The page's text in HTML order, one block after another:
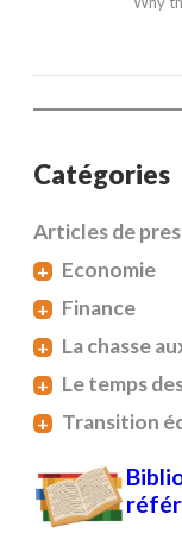
Catégories
Articles de
+ Economie
+ Finance
+ La chasse
+ Le temps
+ Transition